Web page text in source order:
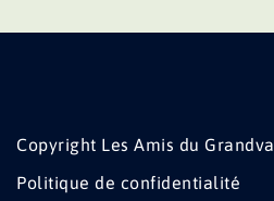
Copyright Les Amis du
Politique de confidentialité